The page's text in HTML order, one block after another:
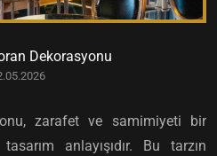
Dekorasyonu
zarafet ve samimiyeti bir
anlayışıdır. Bu tarzın